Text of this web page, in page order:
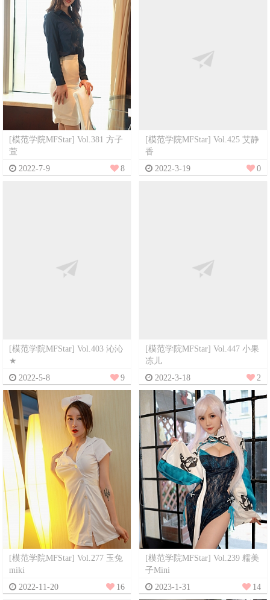
[模范学院MFStar] Vol.381 方子
萱
2022-7-9
8
[模范学院MFStar] Vol.425 艾静
香
2022-3-19
0
[模范学院MFStar] Vol.403 沁沁
★
2022-5-8
9
[模范学院MFStar] Vol.447 小果
冻儿
2022-3-18
2
[模范学院MFStar] Vol.277 玉兔
miki
2022-11-20
16
[模范学院MFStar] Vol.239 糯美
子Mini
2023-1-31
14